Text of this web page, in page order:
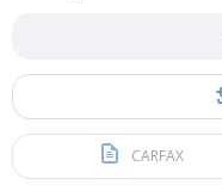
CARFAX